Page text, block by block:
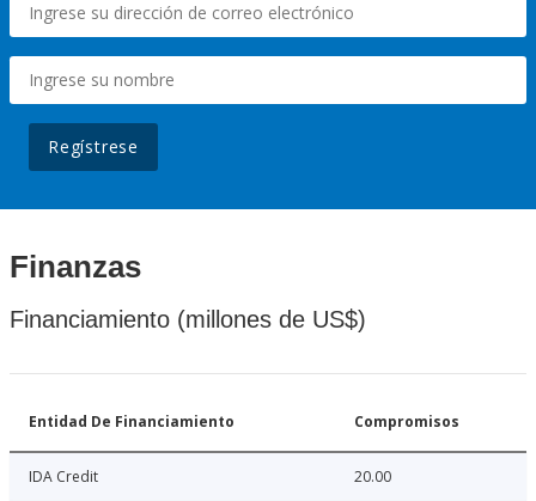
Regístrese
Finanzas
Financiamiento (millones de US$)
Entidad De Financiamiento Compromisos
IDA Credit 20.00